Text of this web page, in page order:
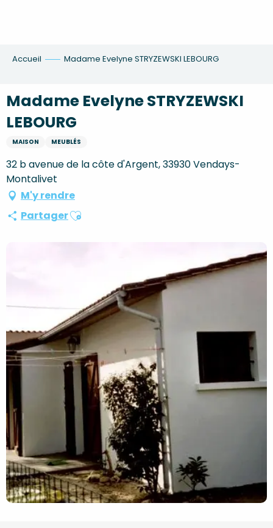
Accueil Madame Evelyne STRYZEWSKI LEBOURG
Madame Evelyne STRYZEWSKI
LEBOURG
MAISON MEUBLÉS
32 b avenue de la côte d'Argent, 33930 Vendays-
Montalivet
M'y rendre
PartagerAjouter aux favoris